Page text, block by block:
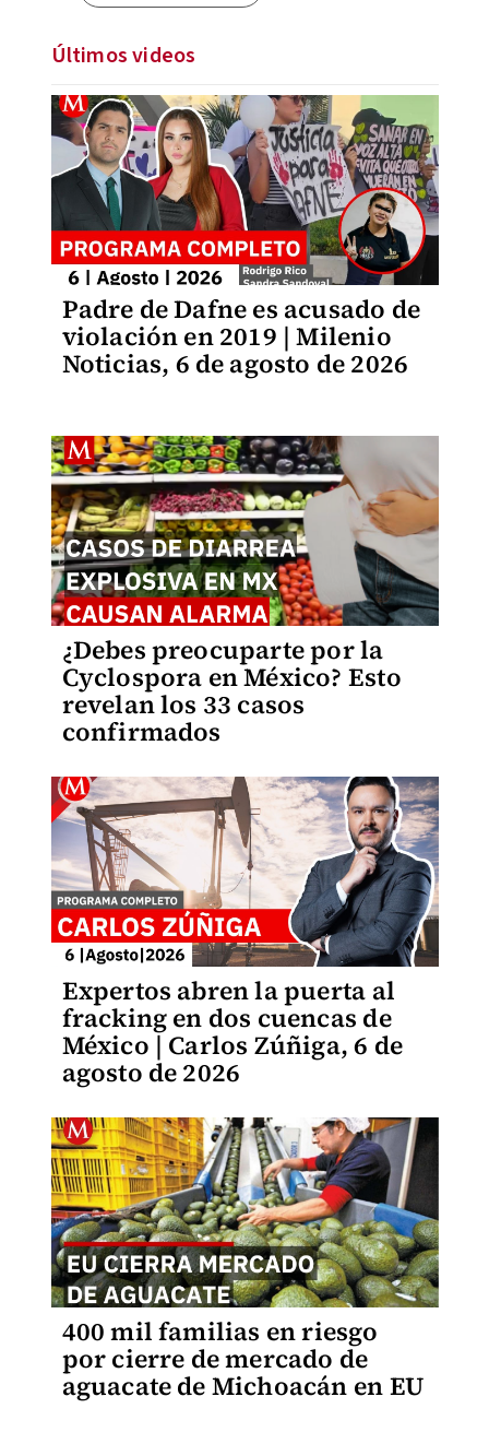
Últimos videos
Padre de Dafne es acusado de
violación en 2019 | Milenio
Noticias, 6 de agosto de 2026
¿Debes preocuparte por la
Cyclospora en México? Esto
revelan los 33 casos
confirmados
Expertos abren la puerta al
fracking en dos cuencas de
México | Carlos Zúñiga, 6 de
agosto de 2026
400 mil familias en riesgo
por cierre de mercado de
aguacate de Michoacán en EU